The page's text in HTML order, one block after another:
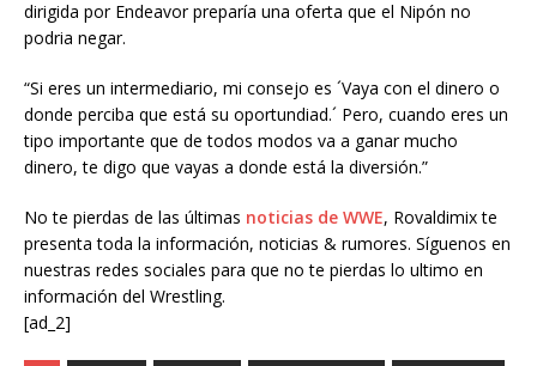
dirigida por Endeavor preparía una oferta que el Nipón no
podria negar.
“Si eres un intermediario, mi consejo es ´Vaya con el dinero o
donde perciba que está su oportundiad.´ Pero, cuando eres un
tipo importante que de todos modos va a ganar mucho
dinero, te digo que vayas a donde está la diversión.”
No te pierdas de las últimas noticias de WWE, Rovaldimix te
presenta toda la información, noticias & rumores. Síguenos en
nuestras redes sociales para que no te pierdas lo ultimo en
información del Wrestling.
[ad_2]